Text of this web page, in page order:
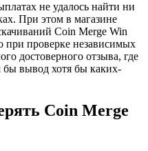
не удалось найти ни
При этом в магазине
Coin Merge Win
при проверке независимых
достоверного отзыва, где
бы вывод хотя бы каких-
Coin Merge